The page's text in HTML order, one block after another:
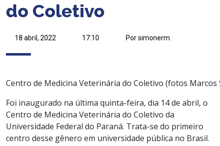
do Coletivo
18 abril, 2022 17:10 Por simonerm
Centro de Medicina Veterinária do Coletivo (fotos Marcos
Foi inaugurado na última quinta-feira, dia 14 de abril, o
Centro de Medicina Veterinária do Coletivo da
Universidade Federal do Paraná. Trata-se do primeiro
centro desse gênero em universidade pública no Brasil.